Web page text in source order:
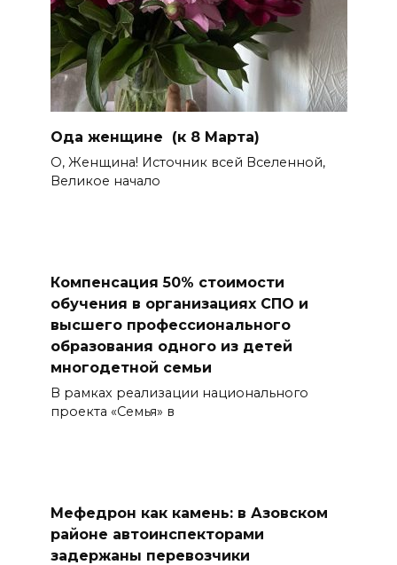
Ода женщине (к 8 Марта)
О, Женщина! Источник всей Вселенной,
Великое начало
Компенсация 50% стоимости
обучения в организациях СПО и
высшего профессионального
образования одного из детей
многодетной семьи
В рамках реализации национального
проекта «Семья» в
Мефедрон как камень: в Азовском
районе автоинспекторами
задержаны перевозчики